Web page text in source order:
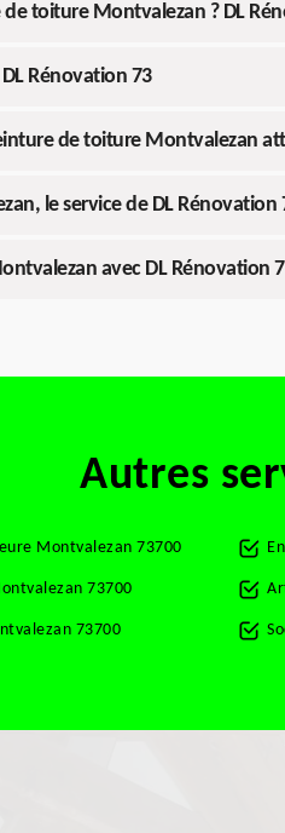
toiture Montvalezan ? DL
Rénovation 73
de toiture Montvalezan
le service de DL Rénovation
avec DL Rénovation
Autres
Montvalezan 73700
73700
73700